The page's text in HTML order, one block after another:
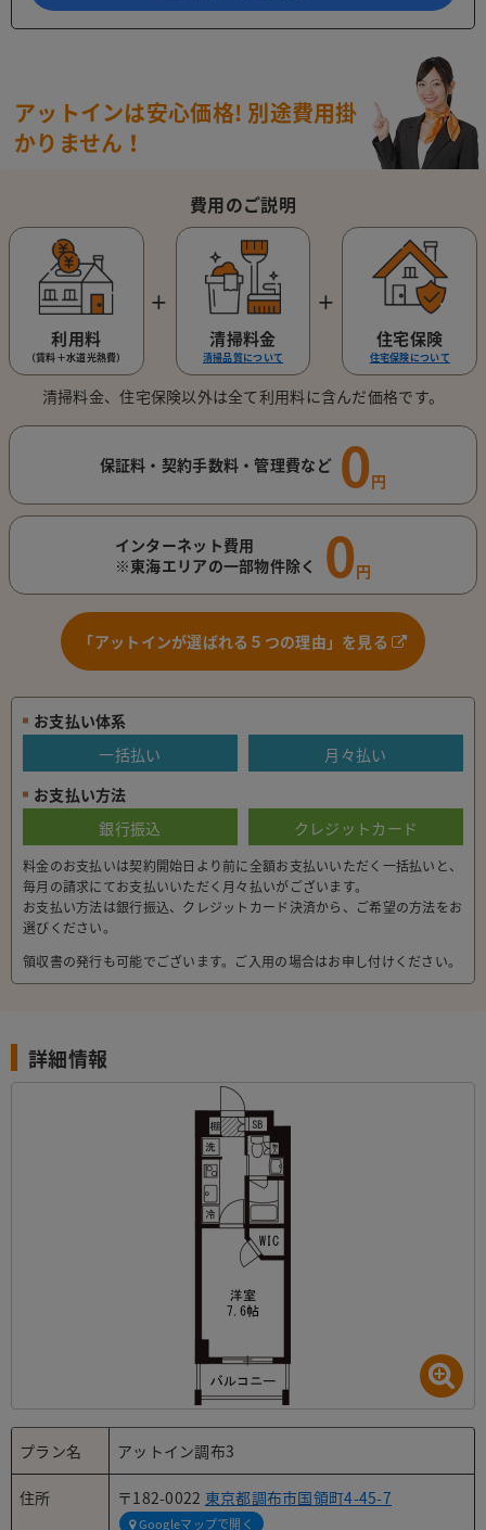
アットインは安心価格! 別途費用掛
かりません！
費用のご説明
利用料
（賃料＋水道光熱費）
＋
清掃料金
清掃品質について
＋
住宅保険
住宅保険について
清掃料金、住宅保険以外は全て利用料に含んだ価格です。
保証料・契約手数料・管理費など 0円
インターネット費用
※東海エリアの一部物件除く
0円
「アットインが選ばれる５つの理由」を見る
お支払い体系
一括払い
月々払い
お支払い方法
銀行振込
クレジットカード
料金のお支払いは契約開始日より前に全額お支払いいただく一括払いと、
毎月の請求にてお支払いいただく月々払いがございます。
お支払い方法は銀行振込、クレジットカード決済から、ご希望の方法をお
選びください。
領収書の発行も可能でございます。ご入用の場合はお申し付けください。
詳細情報
プラン名 アットイン調布3
住所 〒182-0022 東京都調布市国領町4-45-7
Googleマップで開く